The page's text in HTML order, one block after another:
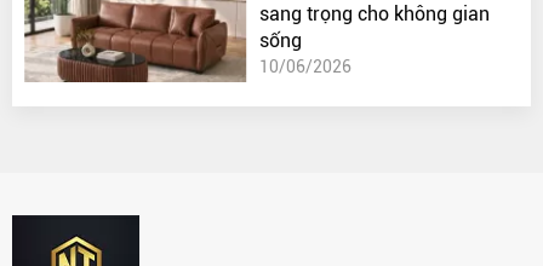
sang trọng cho không gian
sống
10/06/2026